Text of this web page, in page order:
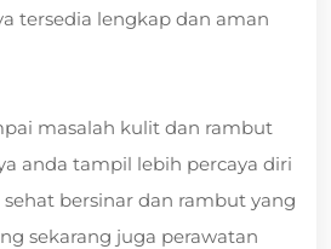
tersedia lengkap dan aman
masalah kulit dan rambut
anda tampil lebih percaya diri
bersinar dan rambut yang
sekarang juga perawatan